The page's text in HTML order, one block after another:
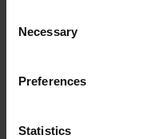
Selection
Necessary
Preferences
Statistics
Parallelamente
l’espressione più
Anderson. La
fiorisce